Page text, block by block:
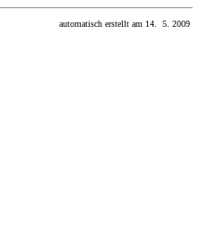
automatisch erstellt am 14. 5. 2009